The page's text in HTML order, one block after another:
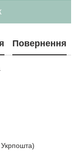
Повернення